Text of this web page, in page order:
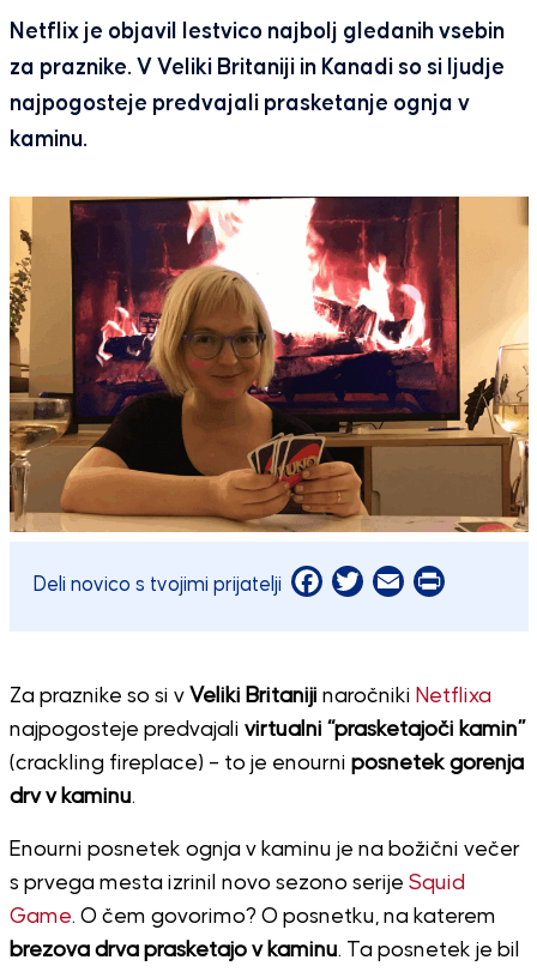
Netflix je objavil lestvico najbolj gledanih vsebin
za praznike. V Veliki Britaniji in Kanadi so si ljudje
najpogosteje predvajali prasketanje ognja v
kaminu.
Deli novico s tvojimi prijatelji Facebook
Twitter
EmailPrint
Za praznike so si v Veliki Britaniji naročniki Netflixa
najpogosteje predvajali virtualni “prasketajoči kamin”
(crackling fireplace) – to je enourni posnetek gorenja
drv v kaminu.
Enourni posnetek ognja v kaminu je na božični večer
s prvega mesta izrinil novo sezono serije Squid
Game. O čem govorimo? O posnetku, na katerem
brezova drva prasketajo v kaminu. Ta posnetek je bil